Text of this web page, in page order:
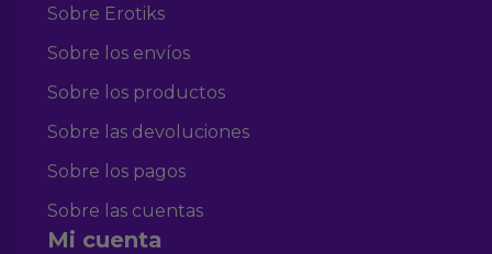
Sobre Erotiks
Sobre los envíos
Sobre los productos
Sobre las devoluciones
Sobre los pagos
Sobre las cuentas
Mi cuenta